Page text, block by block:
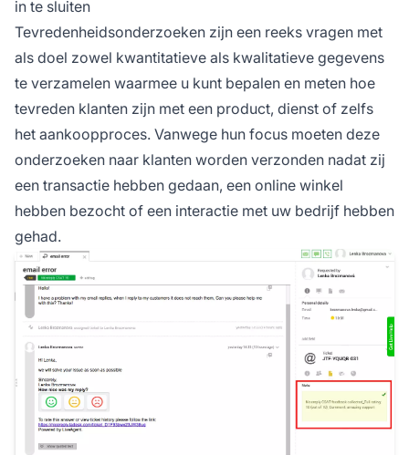
in te sluiten
Tevredenheidsonderzoeken zijn een reeks vragen met
als doel zowel kwantitatieve als kwalitatieve gegevens
te verzamelen waarmee u kunt bepalen en meten hoe
tevreden klanten zijn met een product, dienst of zelfs
het aankoopproces. Vanwege hun focus moeten deze
onderzoeken naar klanten worden verzonden nadat zij
een transactie hebben gedaan, een online winkel
hebben bezocht of een interactie met uw bedrijf hebben
gehad.